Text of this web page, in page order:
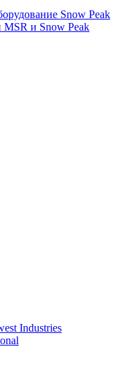
Snow Peak
и Snow Peak
Industries